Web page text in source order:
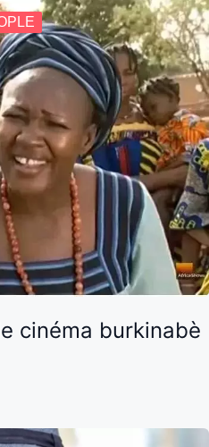
cinéma burkinabè